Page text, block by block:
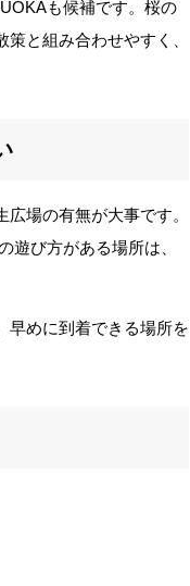
も候補です。桜の
と組み合わせやすく、
場の有無が大事です。
遊び方がある場所は、
早めに到着できる場所を